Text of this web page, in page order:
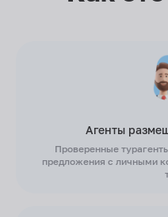
Агенты
Проверенные
предложения с личными